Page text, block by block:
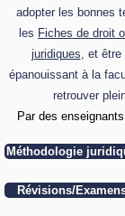
adopter les bonnes
les Fiches de droit
juridiques, et
épanouissant à la
retrouver
​Par des
Méthodologie
Révisions/